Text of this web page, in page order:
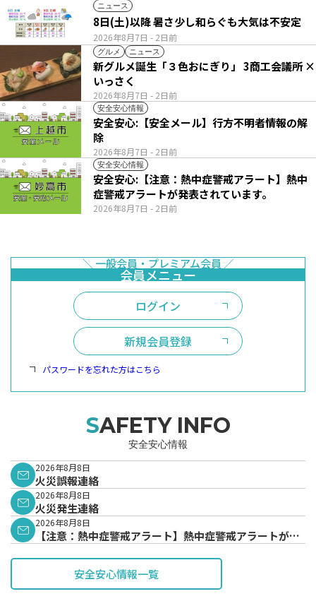
ニュース
2026年8月7日 - 2日前
8日(土)以降 暑さ少し和らぐも大気は不安定
グルメ ニュース
2026年8月7日 - 2日前
新グルメ誕生「３色おにぎり」 3商工会議所 ×
いっさく
安全安心情報
2026年8月7日 - 2日前
安全安心:【安全メール】行方不明者情報の解
除
安全安心情報
2026年8月7日 - 2日前
安全安心:【注意：熱中症警戒アラート】熱中
症警戒アラートが発表されています。
ログイン
新規会員登録
パスワードを忘れた方はこちら
SAFETY INFO
安全安心情報
2026年8月8日
火災誤報連絡
2026年8月8日
火災発生連絡
2026年8月8日
【注意：熱中症警戒アラート】熱中症警戒アラートが発
安全安心情報一覧